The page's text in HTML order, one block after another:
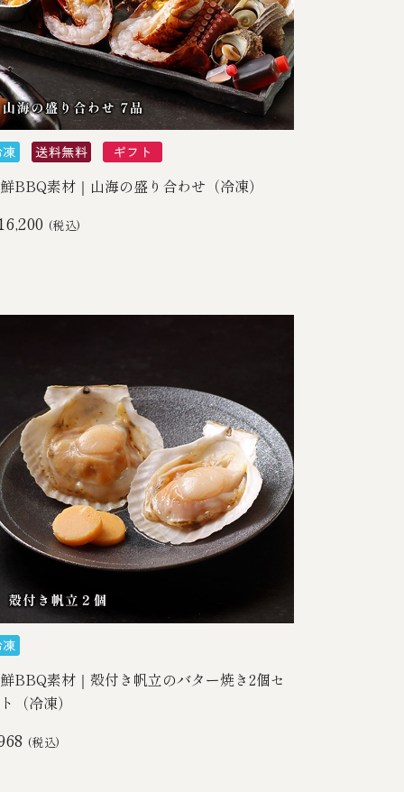
BBQ素材｜山海の盛り合わせ（冷凍）
(税込)
BBQ素材｜殻付き帆立のバター焼き2個セ
（冷凍）
(税込)